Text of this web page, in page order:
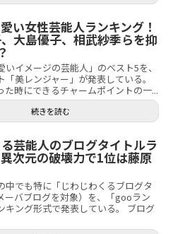
い女性芸能人ランキング！
大島優子、相武紗季らを抑
いイメージの芸能人」のベスト5を、
美レンジャー」が発表している。
た時にできるチャームポイントの一...
続きを読む
芸能人のブログタイトルラ
次元の破壊力で1位は藤原
中でも特に「じわじわくるブログタ
ーバブログを対象）を、「gooラン
キング形式で発表している。 ブログ